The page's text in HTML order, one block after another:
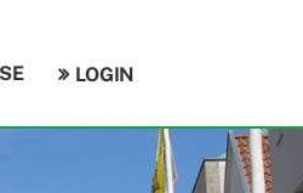
LOGIN